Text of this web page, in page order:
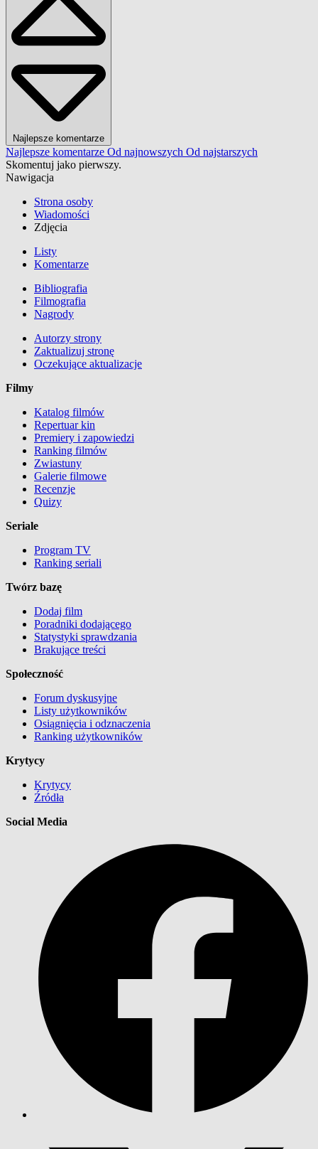
Najlepsze komentarze
Najlepsze komentarze Od najnowszych Od najstarszych
Skomentuj jako pierwszy.
Nawigacja
Strona osoby
Wiadomości
Zdjęcia
Listy
Komentarze
Bibliografia
Filmografia
Nagrody
Autorzy strony
Zaktualizuj stronę
Oczekujące aktualizacje
Filmy
Katalog filmów
Repertuar kin
Premiery i zapowiedzi
Ranking filmów
Zwiastuny
Galerie filmowe
Recenzje
Quizy
Seriale
Program TV
Ranking seriali
Twórz bazę
Dodaj film
Poradniki dodającego
Statystyki sprawdzania
Brakujące treści
Społeczność
Forum dyskusyjne
Listy użytkowników
Osiągnięcia i odznaczenia
Ranking użytkowników
Krytycy
Krytycy
Źródła
Social Media